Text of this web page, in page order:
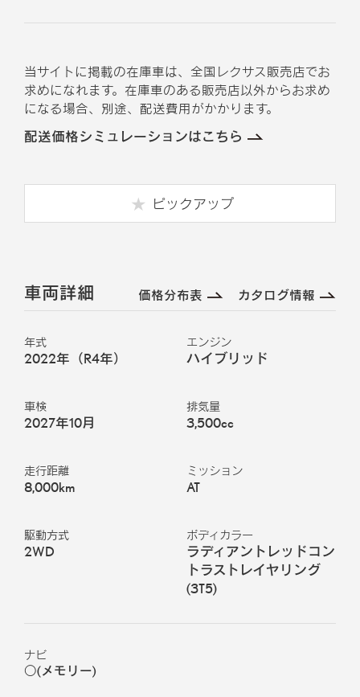
当サイトに掲載の在庫車は、全国レクサス販売店でお
求めになれます。在庫車のある販売店以外からお求め
になる場合、別途、配送費用がかかります。
配送価格シミュレーションはこちら
ピックアップ
車両詳細 価格分布表 カタログ情報
年式
2022年（R4年）
エンジン
ハイブリッド
車検
2027年10月
排気量
3,500cc
走行距離
8,000km
ミッション
AT
駆動方式
2WD
ボディカラー
ラディアントレッドコン
トラストレイヤリング
(3T5)
ナビ
○(メモリー)